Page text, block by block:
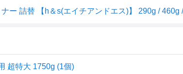
超特大 1750g (1個)